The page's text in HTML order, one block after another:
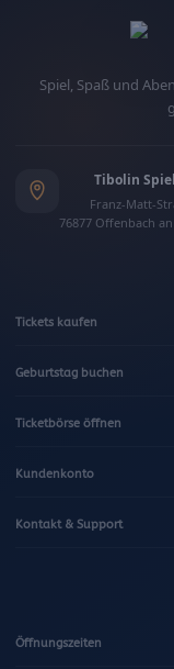
Spiel, Spaß und
Tibolin
Franz-Matt-
76877 Offenbach
Tickets kaufen
Geburtstag buchen
Ticketbörse öffnen
Kundenkonto
Kontakt & Support
Öffnungszeiten